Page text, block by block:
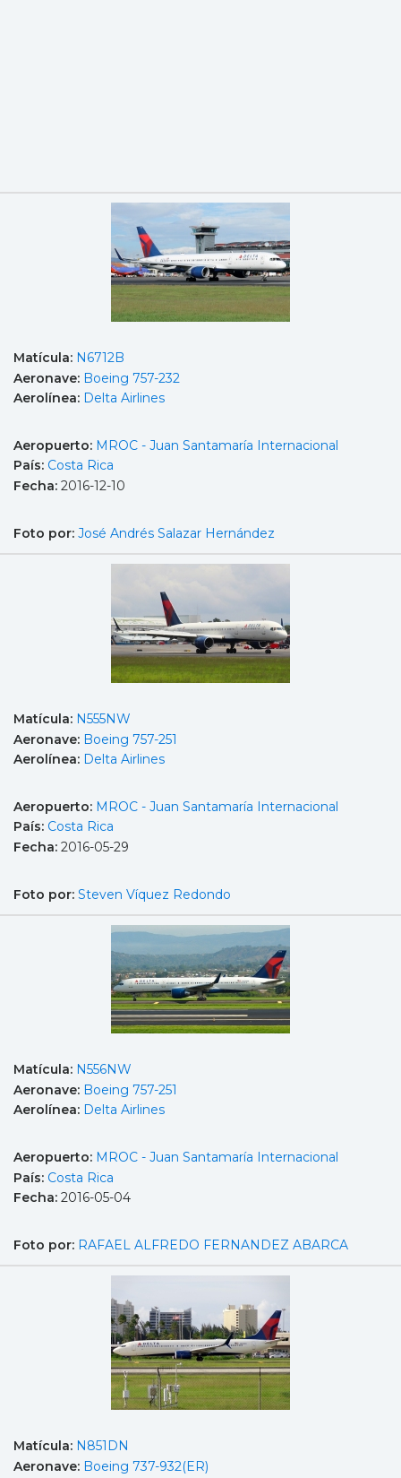
Matícula: N6712B
Aeronave: Boeing 757-232
Aerolínea: Delta Airlines
Aeropuerto: MROC - Juan Santamaría Internacional
País: Costa Rica
Fecha: 2016-12-10
Foto por: José Andrés Salazar Hernández
Matícula: N555NW
Aeronave: Boeing 757-251
Aerolínea: Delta Airlines
Aeropuerto: MROC - Juan Santamaría Internacional
País: Costa Rica
Fecha: 2016-05-29
Foto por: Steven Víquez Redondo
Matícula: N556NW
Aeronave: Boeing 757-251
Aerolínea: Delta Airlines
Aeropuerto: MROC - Juan Santamaría Internacional
País: Costa Rica
Fecha: 2016-05-04
Foto por: RAFAEL ALFREDO FERNANDEZ ABARCA
Matícula: N851DN
Aeronave: Boeing 737-932(ER)